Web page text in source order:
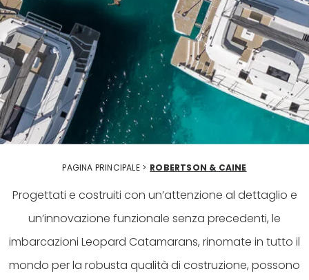
PAGINA PRINCIPALE > ROBERTSON & CAINE
Progettati e costruiti con un’attenzione al dettaglio e
un’innovazione funzionale senza precedenti, le
imbarcazioni Leopard Catamarans, rinomate in tutto il
mondo per la robusta qualità di costruzione, possono